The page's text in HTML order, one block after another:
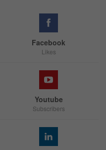
Facebook
Likes
Youtube
Subscribers